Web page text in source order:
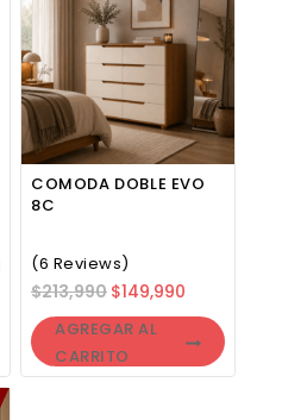
COMODA DOBLE EVO
8C
(6 Reviews)
$213,990 $149,990
AGREGAR AL
CARRITO